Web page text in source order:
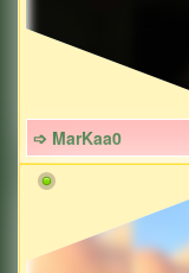
➩ MarKaa0